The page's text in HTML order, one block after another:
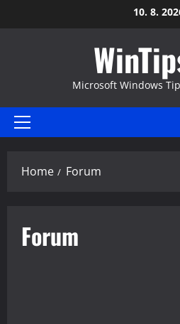
to
10. 8.
Microsoft Windows
Primary
Home Forum
Forum